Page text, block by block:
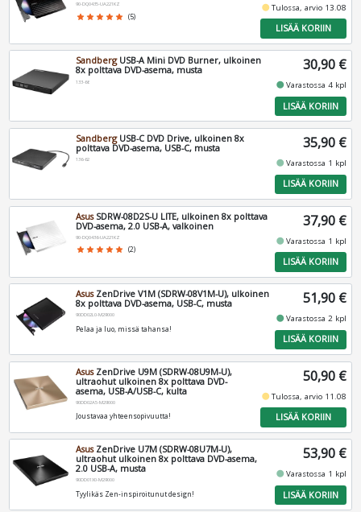
90-DQ0435-UA221KZ
star star star star star (5)
fiber_manual_recordTulossa, arvio 13.08
LISÄÄ KORIIN
SandbergUSB-A Mini DVD Burner, ulkoinen
8x polttava DVD-asema, musta
133-66
30,90 €
fiber_manual_recordVarastossa 4 kpl
LISÄÄ KORIIN
SandbergUSB-C DVD Drive, ulkoinen 8x
polttava DVD-asema, USB-C, musta
136-62
35,90 €
fiber_manual_recordVarastossa 1 kpl
LISÄÄ KORIIN
AsusSDRW-08D2S-U LITE, ulkoinen 8x polttava
DVD-asema, 2.0 USB-A, valkoinen
90-DQ0436-UA221KZ
star star star star star (2)
37,90 €
fiber_manual_recordVarastossa 1 kpl
LISÄÄ KORIIN
AsusZenDrive V1M (SDRW-08V1M-U), ulkoinen
8x polttava DVD-asema, USB-C, musta
90DD02L0-M29000
Pelaa ja luo, missä tahansa!
51,90 €
fiber_manual_recordVarastossa 2 kpl
LISÄÄ KORIIN
AsusZenDrive U9M (SDRW-08U9M-U),
ultraohut ulkoinen 8x polttava DVD-
asema, USB-A/USB-C, kulta
90DD02A5-M29000
Joustavaa yhteensopivuutta!
50,90 €
fiber_manual_recordTulossa, arvio 11.08
LISÄÄ KORIIN
AsusZenDrive U7M (SDRW-08U7M-U),
ultraohut ulkoinen 8x polttava DVD-asema,
2.0 USB-A, musta
90DD01X0-M29000
Tyylikäs Zen-inspiroitunut design!
53,90 €
fiber_manual_recordVarastossa 1 kpl
LISÄÄ KORIIN